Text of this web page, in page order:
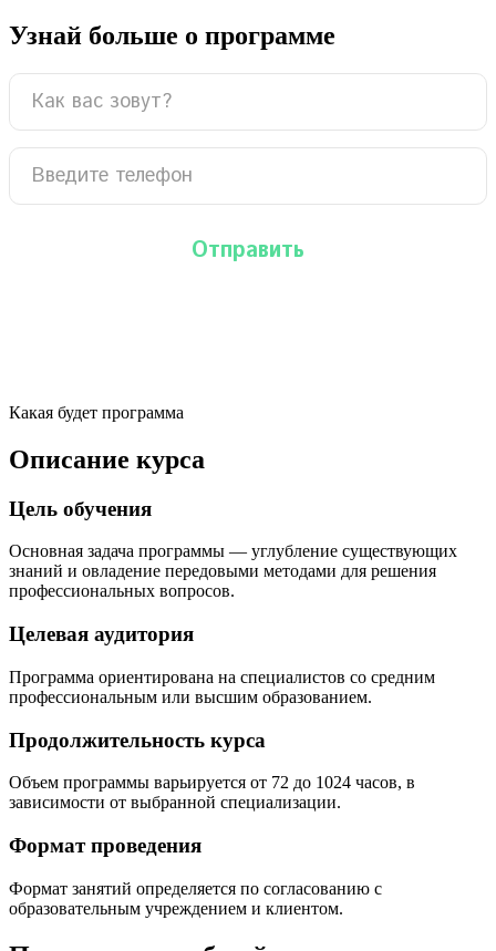
Узнай больше о программе
Какая будет программа
Описание курса
Цель обучения
Основная задача программы — углубление существующих
знаний и овладение передовыми методами для решения
профессиональных вопросов.
Целевая аудитория
Программа ориентирована на специалистов со средним
профессиональным или высшим образованием.
Продолжительность курса
Объем программы варьируется от 72 до 1024 часов, в
зависимости от выбранной специализации.
Формат проведения
Формат занятий определяется по согласованию с
образовательным учреждением и клиентом.